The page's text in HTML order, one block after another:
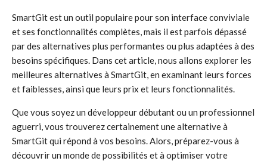
SmartGit est un outil populaire pour son interface conviviale
et ses fonctionnalités complètes, mais il est parfois dépassé
par des alternatives plus performantes ou plus adaptées à des
besoins spécifiques. Dans cet article, nous allons explorer les
meilleures alternatives à SmartGit, en examinant leurs forces
et faiblesses, ainsi que leurs prix et leurs fonctionnalités.
Que vous soyez un développeur débutant ou un professionnel
aguerri, vous trouverez certainement une alternative à
SmartGit qui répond à vos besoins. Alors, préparez-vous à
découvrir un monde de possibilités et à optimiser votre